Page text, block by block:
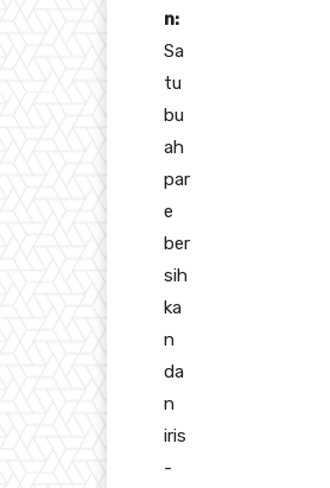
n:
Sa
tu
bu
ah
par
e
ber
sih
ka
n
da
n
iris
-